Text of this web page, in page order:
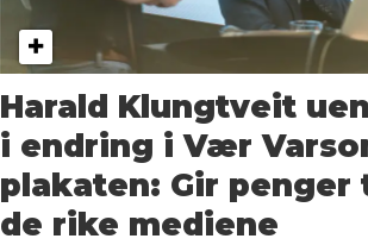
Harald Klungtveit
i endring i Vær
plakaten: Gir penger
de rike mediene